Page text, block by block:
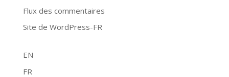
Flux des commentaires
Site de WordPress-FR
EN
FR